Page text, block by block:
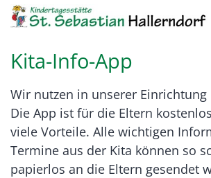
Zum Inhalt springen
Kita-Info-App
Wir nutzen in unserer Einrichtung
Die App ist für die Eltern
viele Vorteile. Alle wichtigen
Termine aus der Kita können so
papierlos an die Eltern gesendet